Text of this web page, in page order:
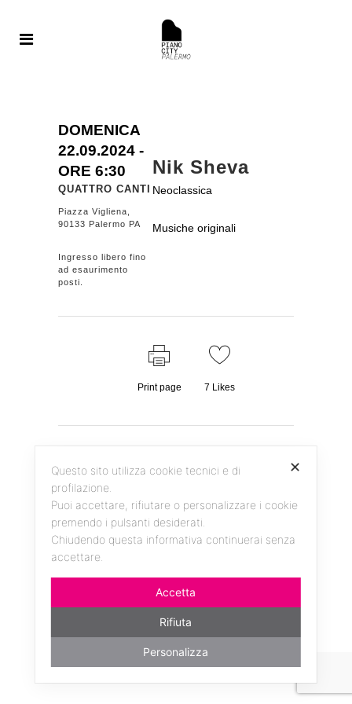
DOMENICA
22.09.2024 -
ORE 6:30
QUATTRO CANTI
Piazza Vigliena,
90133 Palermo PA
Ingresso libero fino
ad esaurimento
posti.
Nik Sheva
Neoclassica
Musiche originali
Print page 7 Likes
Facebook
Instagram
YouTube
da un'idea di ANDREAS KERN - realizzato damillemila
✕
Questo sito utilizza cookie tecnici e di
profilazione.
Puoi accettare, rifiutare o personalizzare i cookie
premendo i pulsanti desiderati.
Chiudendo questa informativa continuerai senza
accettare.
Accetta
Rifiuta
Personalizza